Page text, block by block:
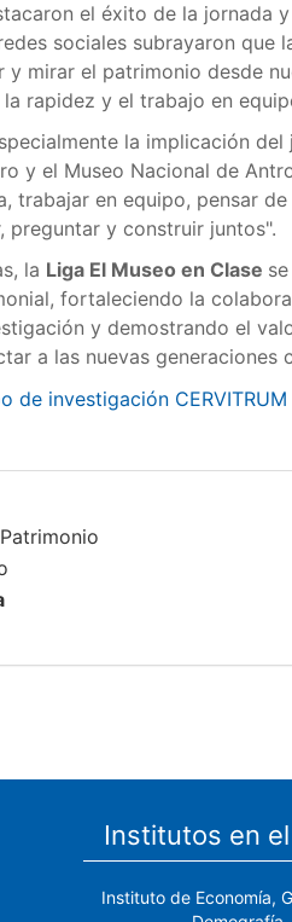
el éxito de la jornada
sociales subrayaron que
y mirar el patrimonio desde
rapidez y el trabajo en
la implicación
y el Museo Nacional de
trabajar en equipo, pensar
preguntar y construir juntos".
la Liga El Museo en Clase
fortaleciendo la
y demostrando el
a las nuevas generaciones
de investigación CERVITRUM
Institutos en el
Instituto de Economía,